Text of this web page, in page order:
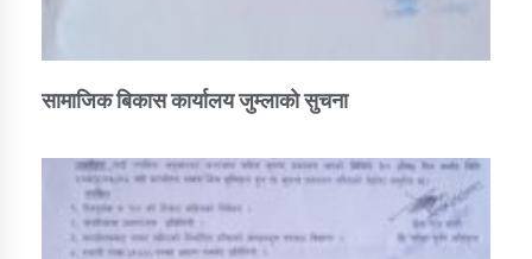
सामाजिक बिकास कार्यालय जुम्लाकाे सुचना